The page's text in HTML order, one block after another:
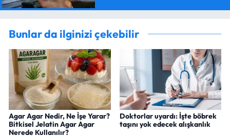
Bunlar da ilginizi çekebilir
Agar Agar Nedir, Ne İşe Yarar?
Bitkisel Jelatin Agar Agar
Nerede Kullanılır?
Doktorlar uyardı: İşte böbrek
taşını yok edecek alışkanlık